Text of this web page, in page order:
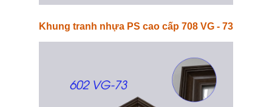
Khung tranh nhựa PS cao cấp 708 VG - 73